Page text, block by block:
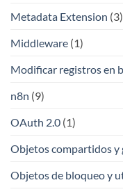
Metadata Extension (3)
Middleware (1)
Modificar registros en
n8n (9)
OAuth 2.0 (1)
Objetos compartidos y
Objetos de bloqueo y